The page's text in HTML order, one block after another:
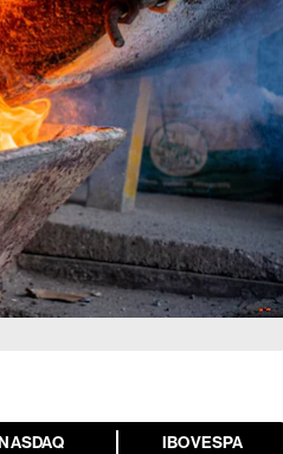
IBOVESPA